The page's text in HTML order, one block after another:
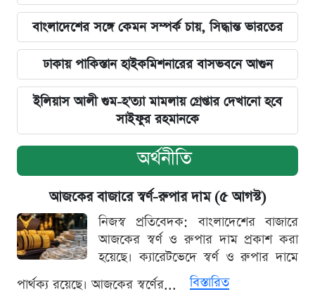
বাংলাদেশের সঙ্গে কেমন সম্পর্ক চায়, সিদ্ধান্ত ভারতের
ঢাকায় পাকিস্তান হাইকমিশনারের বাসভবনে আগুন
ইলিয়াস আলী গুম-হ'ত্যা মামলায় গ্রেপ্তার দেখানো হবে
সাইফুর রহমানকে
অর্থনীতি
আজকের বাজারে স্বর্ণ-রুপার দাম (৫ আগস্ট)
নিজস্ব প্রতিবেদক: বাংলাদেশের বাজারে
আজকের স্বর্ণ ও রুপার দাম প্রকাশ করা
হয়েছে। ক্যারেটভেদে স্বর্ণ ও রুপার দামে
পার্থক্য রয়েছে। আজকের স্বর্ণের...
বিস্তারিত